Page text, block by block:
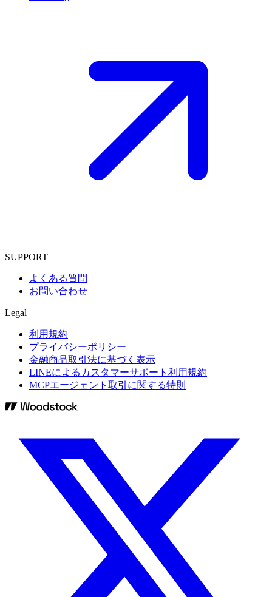
SUPPORT
よくある質問
お問い合わせ
Legal
利用規約
プライバシーポリシー
金融商品取引法に基づく表示
LINEによるカスタマーサポート利用規約
MCPエージェント取引に関する特則